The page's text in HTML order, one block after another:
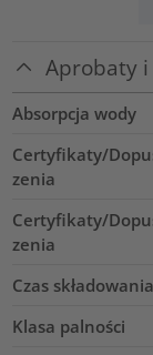
Aprobaty i
Absorpcja wody
Certyfikaty/
zenia
Certyfikaty/
zenia
Czas składowania
Klasa palności